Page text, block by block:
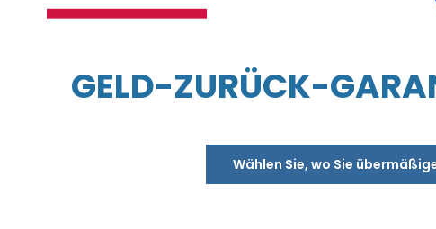
GELD-ZURÜCK-
Wählen Sie, wo Sie